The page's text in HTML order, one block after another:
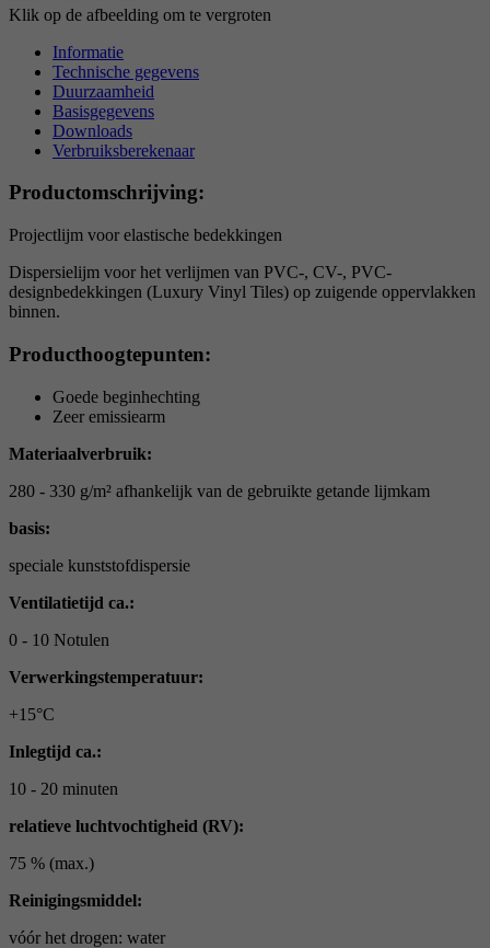
Klik op de afbeelding om te vergroten
Informatie
Technische gegevens
Duurzaamheid
Basisgegevens
Downloads
Verbruiksberekenaar
Productomschrijving:
Projectlijm voor elastische bedekkingen
Dispersielijm voor het verlijmen van PVC-, CV-, PVC-
designbedekkingen (Luxury Vinyl Tiles) op zuigende oppervlakken
binnen.
Producthoogtepunten:
Goede beginhechting
Zeer emissiearm
Materiaalverbruik:
280 - 330 g/m² afhankelijk van de gebruikte getande lijmkam
basis:
speciale kunststofdispersie
Ventilatietijd ca.:
0 - 10 Notulen
Verwerkingstemperatuur:
+15°C
Inlegtijd ca.:
10 - 20 minuten
relatieve luchtvochtigheid (RV):
75 % (max.)
Reinigingsmiddel:
vóór het drogen: water